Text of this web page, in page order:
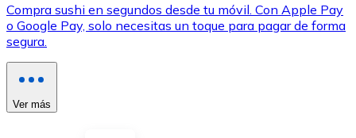
Ver todo
Compra criptomonedas con efectivo en tu tienda más
Compra sushi en segundos desde tu móvil. Con Apple Pay
o Google Pay, solo necesitas un toque para pagar de forma
segura.
Ver más